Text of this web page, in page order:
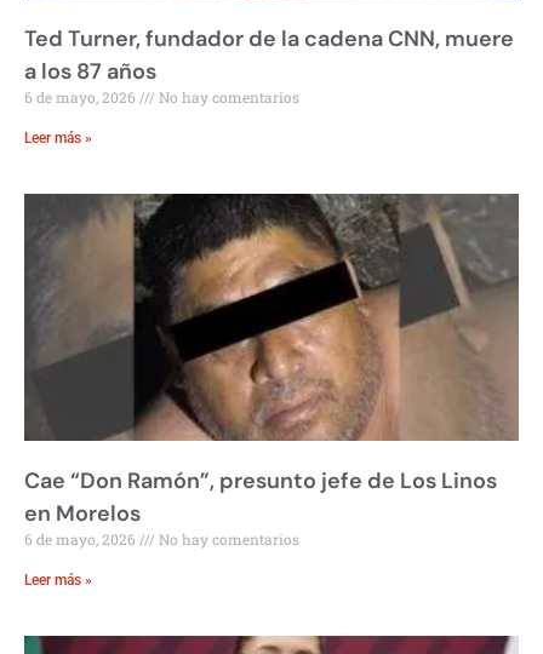
Ted Turner, fundador de la cadena CNN, muere
a los 87 años
6 de mayo, 2026 No hay comentarios
Leer más »
Cae “Don Ramón”, presunto jefe de Los Linos
en Morelos
6 de mayo, 2026 No hay comentarios
Leer más »